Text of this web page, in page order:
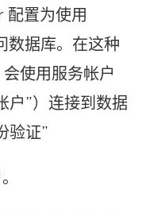
配置为使用
数据库。在这种
使用服务帐户
户”）连接到数据
验证”
。